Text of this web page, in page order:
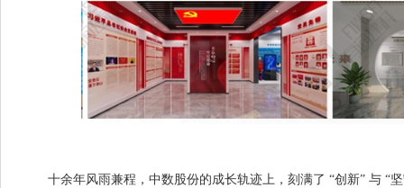
十余年风雨兼程，中数股份的成长轨迹上，刻满了 “创新” 与 “